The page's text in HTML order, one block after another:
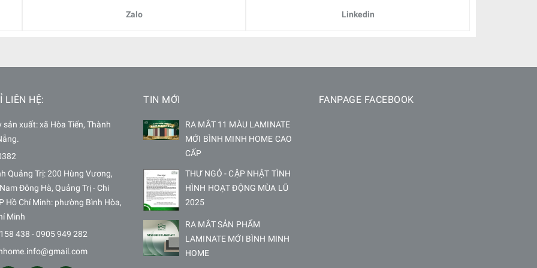
Zalo Linkedin
LIÊN HỆ:
sản xuất: xã Hòa Tiến, Thành
Quảng Trị: 200 Hùng Vương,
Đông Hà, Quảng Trị - Chi
Hồ Chí Minh: phường Bình Hòa,
Minh
438 - 0905 949 282
TIN MỚI
RA MẮT 11 MÀU LAMINATE
MỚI BÌNH MINH HOME CAO
CẤP
THƯ NGỎ - CẬP NHẬT TÌNH
HÌNH HOẠT ĐỘNG MÙA LŨ
2025
RA MẮT SẢN PHẨM
LAMINATE MỚI BÌNH MINH
HOME
FANPAGE FACEBOOK